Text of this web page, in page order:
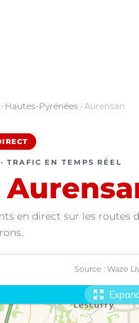
Hautes-Pyrénées› Aurensan
TRAFIC EN TEMPS RÉEL
en direct sur les routes
Source : Waze